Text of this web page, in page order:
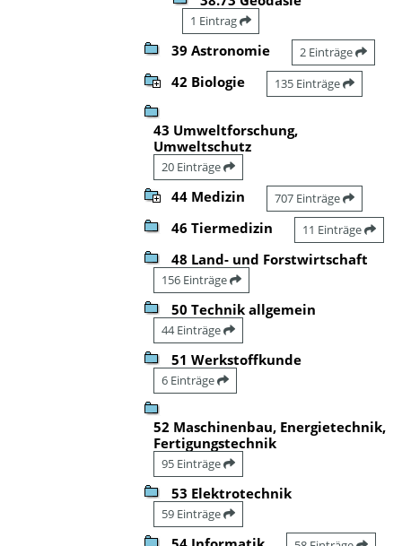
1 Eintrag
39 Astronomie 2 Einträge
42 Biologie 135 Einträge
43 Umweltforschung,
Umweltschutz
20 Einträge
44 Medizin 707 Einträge
46 Tiermedizin 11 Einträge
48 Land- und Forstwirtschaft
156 Einträge
50 Technik allgemein
44 Einträge
51 Werkstoffkunde
6 Einträge
52 Maschinenbau, Energietechnik,
Fertigungstechnik
95 Einträge
53 Elektrotechnik
59 Einträge